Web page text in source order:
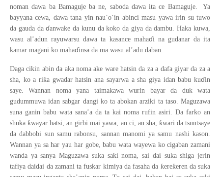
noman dawa ba Bamaguje ba ne, saboda dawa ita ce Bamaguje. Ya
bayyana cewa, dawa tana yin nau’o’in abinci masu yawa irin su tuwo
da gauda daɗanwake da kunu da koko da giya da dambu. Haka kuwa,
wasu al’adun rayuwarsu dawa ta kasance mahaɗi na gudanar da ita
kamar magani ko mahaɗinsa da ma wasu al’adu daban.
Daga cikin abin da aka noma ake ware hatsin da za a dafa giyar da za a
sha, ko a riƙa gwadar hatsin ana sayarwa a sha giya idan babu kuɗin
saye. Wannan noma yana taimakawa wurin bayar da duk wata
gudummuwa idan sabgar dangi ko ta abokan arziki ta taso. Maguzawa
suna ganin babu wata sana’a da ta kai noma rufin asiri. Da farko an
shukaƙwayar hatsi, an girbi mai yawa, an ci, an sha, ƙwari da tsuntsaye
da dabbobi sun samu rabonsu, sannan manomi ya samu nashi kason.
Wannan ya sa har yau har gobe, babu wata wayewa ko cigaban zamani
wanda ya sanya Maguzawa suka saki noma, sai dai suka shiga jerin
tafiya daidai da zamani ta fuskar kimiya da fasaha da ƙereƙeren da suka